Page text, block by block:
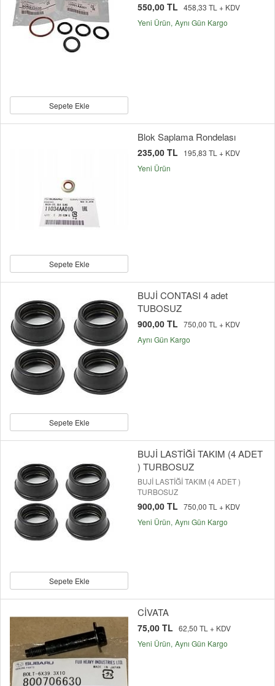
Sepete Ekle
550,00 TL 458,33 TL + KDV
Yeni Ürün Aynı Gün Kargo
Sepete Ekle
Blok Saplama Rondelası
235,00 TL
195,83 TL + KDV
Yeni Ürün
Sepete Ekle
BUJİ CONTASI 4 adet
TUBOSUZ
900,00 TL 750,00 TL + KDV
Aynı Gün Kargo
Sepete Ekle
BUJİ LASTİĞİ TAKIM (4 ADET
) TURBOSUZ
BUJİ LASTİĞİ TAKIM (4 ADET )
TURBOSUZ
900,00 TL 750,00 TL + KDV
Yeni Ürün Aynı Gün Kargo
CİVATA
75,00 TL 62,50 TL + KDV
Yeni Ürün Aynı Gün Kargo